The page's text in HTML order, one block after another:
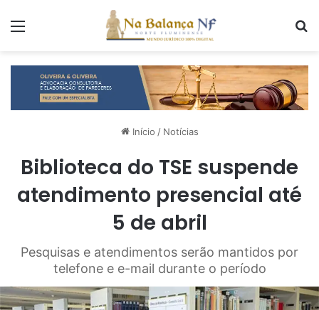
Início / Notícias
Biblioteca do TSE suspende
atendimento presencial até
5 de abril
Pesquisas e atendimentos serão mantidos por
telefone e e-mail durante o período